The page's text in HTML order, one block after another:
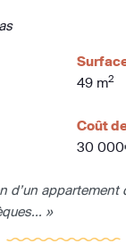
49 m2
Coût
30
d’un appartement
»